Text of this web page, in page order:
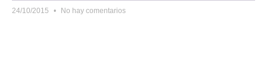
24/10/2015 No hay comentarios